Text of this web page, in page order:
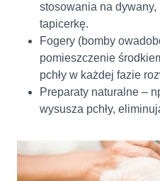
stosowania na dywany,
tapicerkę.
Fogery (bomby
pomieszczenie
pchły w każdej fazie
Preparaty naturalne –
wysusza pchły,